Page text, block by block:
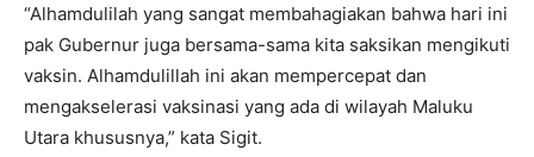
“Alhamdulilah yang sangat membahagiakan bahwa hari ini
pak Gubernur juga bersama-sama kita saksikan mengikuti
vaksin. Alhamdulillah ini akan mempercepat dan
mengakselerasi vaksinasi yang ada di wilayah Maluku
Utara khususnya,” kata Sigit.